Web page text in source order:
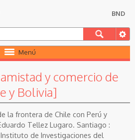
BND
Menú
y comercio de
y Bolivia]
la frontera de Chile con Perú y
Tellez Lugaro. Santiago :
de Investigaciones del